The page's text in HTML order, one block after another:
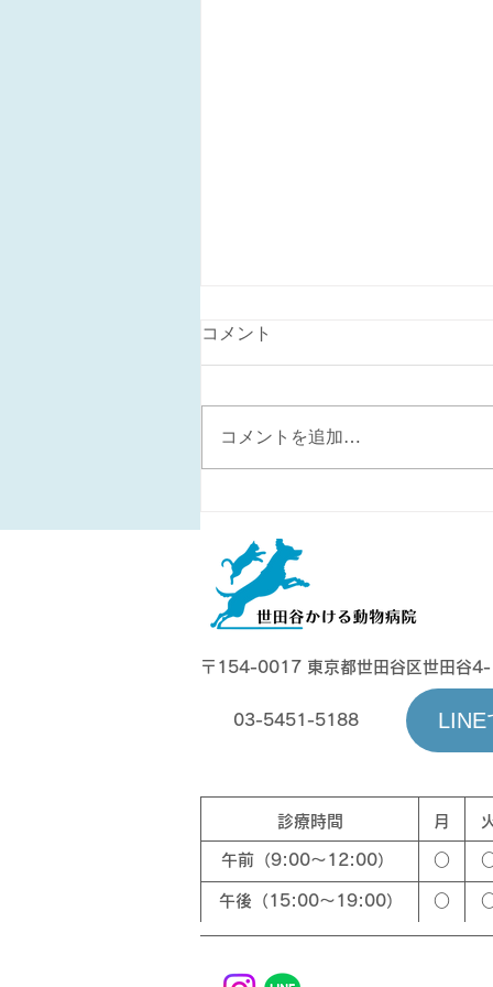
コメント
コメントを追加…
〒154-0017 東京都世田谷区世田谷
03-5451-5188 LINE
診療時間
午前（9:00〜12:00）
午後（15:00〜19:00）
月
○
○